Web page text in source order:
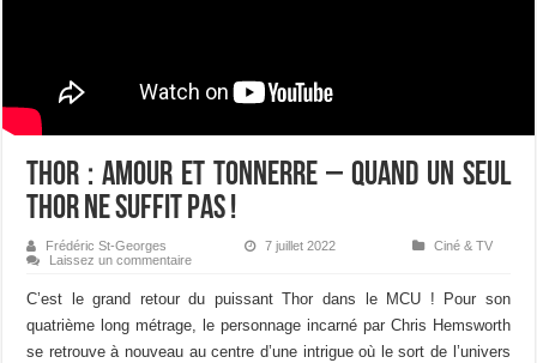
Thor : Amour et Tonnerre – Quand un seul
Thor ne suffit pas !
Frédéric St-Georges 7 juillet 2022
Ciné & TV
Laissez un commentaire
C’est le grand retour du puissant Thor dans le MCU ! Pour son
quatrième long métrage, le personnage incarné par Chris Hemsworth
se retrouve à nouveau au centre d’une intrigue où le sort de l’univers